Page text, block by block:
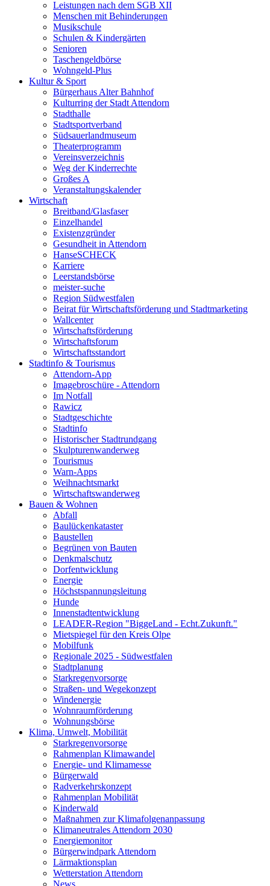
Leistungen nach dem SGB XII
Menschen mit Behinderungen
Musikschule
Schulen & Kindergärten
Senioren
Taschengeldbörse
Wohngeld-Plus
Kultur & Sport
Bürgerhaus Alter Bahnhof
Kulturring der Stadt Attendorn
Stadthalle
Stadtsportverband
Südsauerlandmuseum
Theaterprogramm
Vereinsverzeichnis
Weg der Kinderrechte
Großes A
Veranstaltungskalender
Wirtschaft
Breitband/Glasfaser
Einzelhandel
Existenzgründer
Gesundheit in Attendorn
HanseSCHECK
Karriere
Leerstandsbörse
meister-suche
Region Südwestfalen
Beirat für Wirtschaftsförderung und Stadtmarketing
Wallcenter
Wirtschaftsförderung
Wirtschaftsforum
Wirtschaftsstandort
Stadtinfo & Tourismus
Attendorn-App
Imagebroschüre - Attendorn
Im Notfall
Rawicz
Stadtgeschichte
Stadtinfo
Historischer Stadtrundgang
Skulpturenwanderweg
Tourismus
Warn-Apps
Weihnachtsmarkt
Wirtschaftswanderweg
Bauen & Wohnen
Abfall
Baulückenkataster
Baustellen
Begrünen von Bauten
Denkmalschutz
Dorfentwicklung
Energie
Höchstspannungsleitung
Hunde
Innenstadtentwicklung
LEADER-Region "BiggeLand - Echt.Zukunft."
Mietspiegel für den Kreis Olpe
Mobilfunk
Regionale 2025 - Südwestfalen
Stadtplanung
Starkregenvorsorge
Straßen- und Wegekonzept
Windenergie
Wohnraumförderung
Wohnungsbörse
Klima, Umwelt, Mobilität
Starkregenvorsorge
Rahmenplan Klimawandel
Energie- und Klimamesse
Bürgerwald
Radverkehrskonzept
Rahmenplan Mobilität
Kinderwald
Maßnahmen zur Klimafolgenanpassung
Klimaneutrales Attendorn 2030
Energiemonitor
Bürgerwindpark Attendorn
Lärmaktionsplan
Wetterstation Attendorn
News